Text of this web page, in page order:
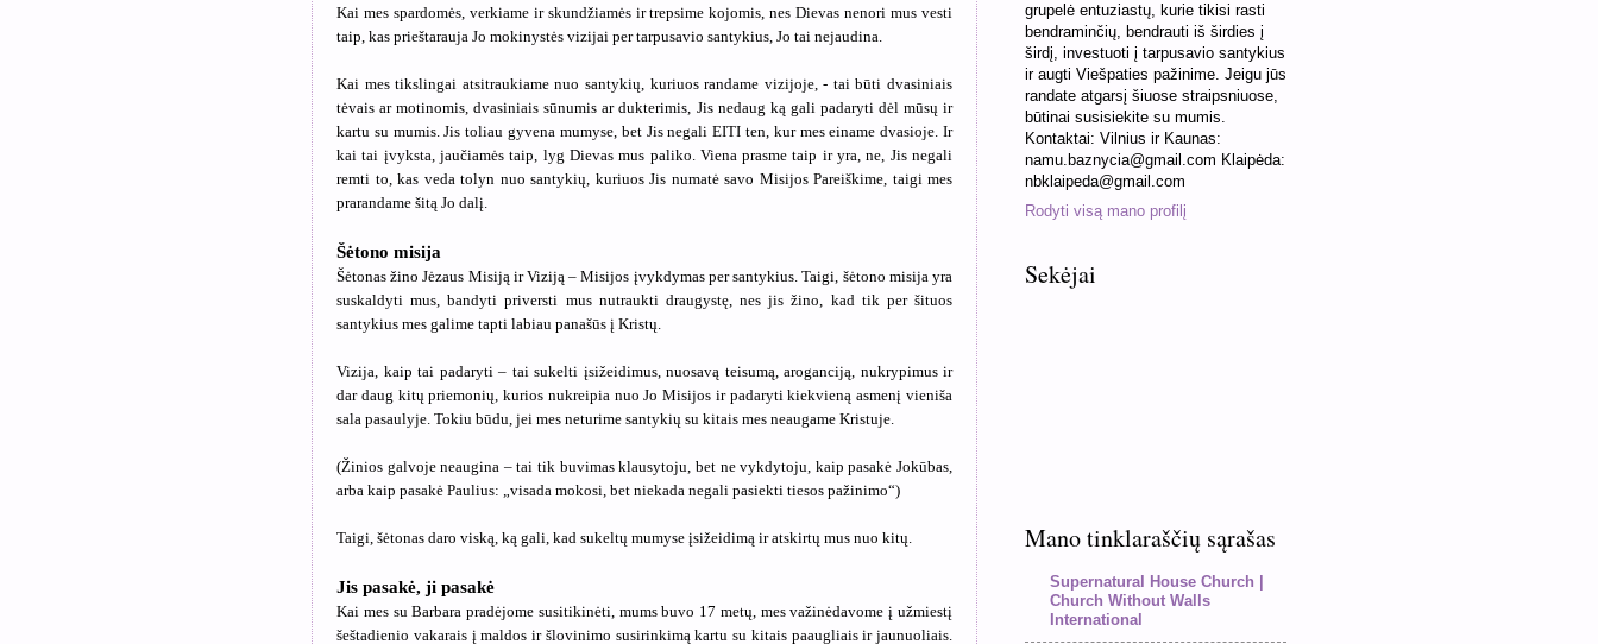
Kai mes spardomės, verkiame ir skundžiamės ir trepsime kojomis, nes Dievas nenori mus vesti
taip, kas prieštarauja Jo mokinystės vizijai per tarpusavio santykius, Jo tai nejaudina.
Kai mes tikslingai atsitraukiame nuo santykių, kuriuos randame vizijoje, - tai būti dvasiniais
tėvais ar motinomis, dvasiniais sūnumis ar dukterimis, Jis nedaug ką gali padaryti dėl mūsų ir
kartu su mumis. Jis toliau gyvena mumyse, bet Jis negali EITI ten, kur mes einame dvasioje. Ir
kai tai įvyksta, jaučiamės taip, lyg Dievas mus paliko. Viena prasme taip ir yra, ne, Jis negali
remti to, kas veda tolyn nuo santykių, kuriuos Jis numatė savo Misijos Pareiškime, taigi mes
prarandame šitą Jo dalį.
Šėtono misija
Šėtonas žino Jėzaus Misiją ir Viziją – Misijos įvykdymas per santykius. Taigi, šėtono misija yra
suskaldyti mus, bandyti priversti mus nutraukti draugystę, nes jis žino, kad tik per šituos
santykius mes galime tapti labiau panašūs į Kristų.
Vizija, kaip tai padaryti – tai sukelti įsižeidimus, nuosavą teisumą, aroganciją, nukrypimus ir
dar daug kitų priemonių, kurios nukreipia nuo Jo Misijos ir padaryti kiekvieną asmenį vieniša
sala pasaulyje. Tokiu būdu, jei mes neturime santykių su kitais mes neaugame Kristuje.
(Žinios galvoje neaugina – tai tik buvimas klausytoju, bet ne vykdytoju, kaip pasakė Jokūbas,
arba kaip pasakė Paulius: „visada mokosi, bet niekada negali pasiekti tiesos pažinimo“)
Taigi, šėtonas daro viską, ką gali, kad sukeltų mumyse įsižeidimą ir atskirtų mus nuo kitų.
Jis pasakė, ji pasakė
Kai mes su Barbara pradėjome susitikinėti, mums buvo 17 metų, mes važinėdavome į užmiestį
šeštadienio vakarais į maldos ir šlovinimo susirinkimą kartu su kitais paaugliais ir jaunuoliais.
grupelė entuziastų, kurie tikisi rasti
bendraminčių, bendrauti iš širdies į
širdį, investuoti į tarpusavio santykius
ir augti Viešpaties pažinime. Jeigu jūs
randate atgarsį šiuose straipsniuose,
būtinai susisiekite su mumis.
Kontaktai: Vilnius ir Kaunas:
namu.baznycia@gmail.com Klaipėda:
nbklaipeda@gmail.com
Rodyti visą mano profilį
Sekėjai
Mano tinklaraščių sąrašas
Supernatural House Church |
Church Without Walls
International